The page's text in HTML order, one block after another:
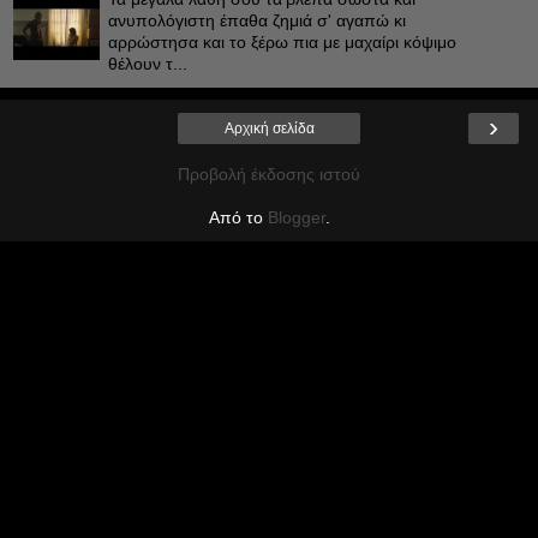
ανυπολόγιστη έπαθα ζημιά σ' αγαπώ κι
αρρώστησα και το ξέρω πια με μαχαίρι κόψιμο
θέλουν τ...
›
Αρχική σελίδα
Προβολή έκδοσης ιστού
Από το Blogger.